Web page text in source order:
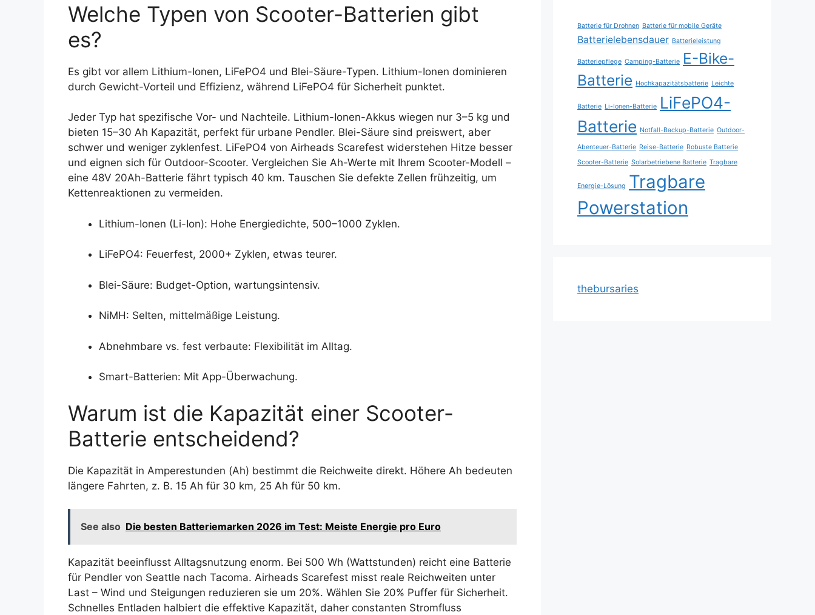
Welche Typen von Scooter-Batterien gibt
es?
Es gibt vor allem Lithium-Ionen, LiFePO4 und Blei-Säure-Typen. Lithium-Ionen dominieren
durch Gewicht-Vorteil und Effizienz, während LiFePO4 für Sicherheit punktet.
Jeder Typ hat spezifische Vor- und Nachteile. Lithium-Ionen-Akkus wiegen nur 3–5 kg und
bieten 15–30 Ah Kapazität, perfekt für urbane Pendler. Blei-Säure sind preiswert, aber
schwer und weniger zyklenfest. LiFePO4 von Airheads Scarefest widerstehen Hitze besser
und eignen sich für Outdoor-Scooter. Vergleichen Sie Ah-Werte mit Ihrem Scooter-Modell –
eine 48V 20Ah-Batterie fährt typisch 40 km. Tauschen Sie defekte Zellen frühzeitig, um
Kettenreaktionen zu vermeiden.
Lithium-Ionen (Li-Ion): Hohe Energiedichte, 500–1000 Zyklen.
LiFePO4: Feuerfest, 2000+ Zyklen, etwas teurer.
Blei-Säure: Budget-Option, wartungsintensiv.
NiMH: Selten, mittelmäßige Leistung.
Abnehmbare vs. fest verbaute: Flexibilität im Alltag.
Smart-Batterien: Mit App-Überwachung.
Warum ist die Kapazität einer Scooter-
Batterie entscheidend?
Die Kapazität in Amperestunden (Ah) bestimmt die Reichweite direkt. Höhere Ah bedeuten
längere Fahrten, z. B. 15 Ah für 30 km, 25 Ah für 50 km.
See also Die besten Batteriemarken 2026 im Test: Meiste Energie pro Euro
Kapazität beeinflusst Alltagsnutzung enorm. Bei 500 Wh (Wattstunden) reicht eine Batterie
für Pendler von Seattle nach Tacoma. Airheads Scarefest misst reale Reichweiten unter
Last – Wind und Steigungen reduzieren sie um 20%. Wählen Sie 20% Puffer für Sicherheit.
Schnelles Entladen halbiert die effektive Kapazität, daher constanten Stromfluss
Batterie für Drohnen Batterie für mobile Geräte
Batterielebensdauer Batterieleistung
Batteriepflege Camping-Batterie E-Bike-
Batterie Hochkapazitätsbatterie Leichte
Batterie Li-Ionen-Batterie LiFePO4-
Batterie Notfall-Backup-Batterie Outdoor-
Abenteuer-Batterie Reise-Batterie Robuste Batterie
Scooter-Batterie Solarbetriebene Batterie Tragbare
Energie-Lösung Tragbare
Powerstation
thebursaries